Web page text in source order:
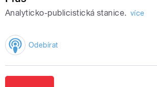
Analyticko-publicistická stanice. více
Odebírat